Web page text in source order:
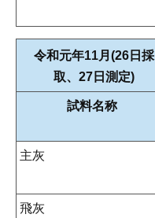
令和元年11月(26日採
取、27日測定)
試料名称
主灰
飛灰